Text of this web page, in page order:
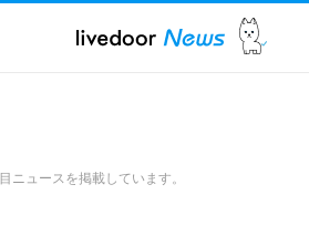
ニュースを掲載しています。